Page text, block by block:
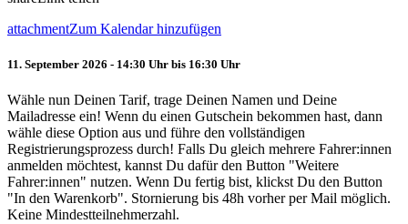
attachmentZum Kalendar hinzufügen
11. September 2026 - 14:30 Uhr bis 16:30 Uhr
Wähle nun Deinen Tarif, trage Deinen Namen und Deine
Mailadresse ein! Wenn du einen Gutschein bekommen hast, dann
wähle diese Option aus und führe den vollständigen
Registrierungsprozess durch! Falls Du gleich mehrere Fahrer:innen
anmelden möchtest, kannst Du dafür den Button "Weitere
Fahrer:innen" nutzen. Wenn Du fertig bist, klickst Du den Button
"In den Warenkorb". Stornierung bis 48h vorher per Mail möglich.
Keine Mindestteilnehmerzahl.